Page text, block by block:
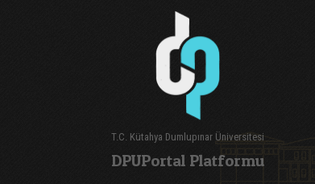
T.C. Kütahya Dumlupınar Üniversitesi
DPUPortal Platformu